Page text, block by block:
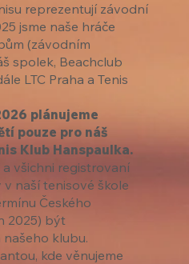
reprezentují závodní
jsme naše hráče
(závodním
spolek, Beachclub
LTC Praha a Tenis
plánujeme
pouze pro náš
Klub Hanspaulka.
všichni registrovaní
naší tenisové škole
Českého
2025) být
klubu.
kde věnujeme